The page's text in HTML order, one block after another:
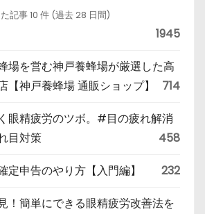
記事 10 件 (過去 28 日間)
1945
場を営む神戸養蜂場が厳選した高
【神戸養蜂場 通販ショップ】
714
眼精疲労のツボ。#目の疲れ解消
目対策
458
定申告のやり方【入門編】 232
！簡単にできる眼精疲労改善法を